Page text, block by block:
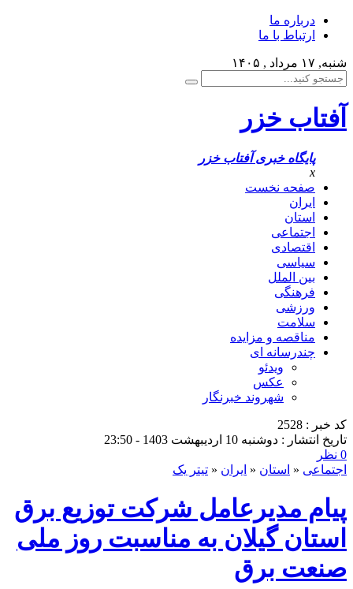
درباره ما
ارتباط با ما
شنبه, ۱۷ مرداد , ۱۴۰۵
آفتاب خزر
پایگاه خبری آفتاب خزر
x
صفحه نخست
ایران
استان
اجتماعی
اقتصادی
سیاسی
بین الملل
فرهنگی
ورزشی
سلامت
مناقصه و مزایده
چندرسانه ای
ویدئو
عکس
شهروند خبرنگار
کد خبر : 2528
تاریخ انتشار : دوشنبه 10 اردیبهشت 1403 - 23:50
0 نظر
اجتماعی « استان « ایران « تیتر یک
پیام مدیرعامل شركت توزیع برق
استان گیلان به مناسبت روز ملی
صنعت برق